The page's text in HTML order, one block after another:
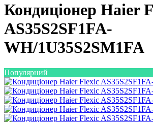
Кондиціонер Haier
AS35S2SF1FA-
WH/1U35S2SM1FA
Популярний